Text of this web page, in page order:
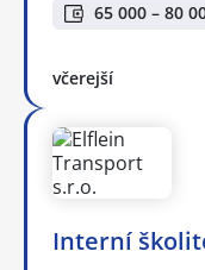
65 000 – 80
včerejší
Interní